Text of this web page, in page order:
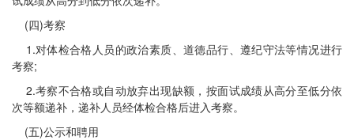
(四)考察
1.对体检合格人员的政治素质、道德品行、遵纪守法等情况进行
考察;
2.考察不合格或自动放弃出现缺额，按面试成绩从高分至低分依
次等额递补，递补人员经体检合格后进入考察。
(五)公示和聘用